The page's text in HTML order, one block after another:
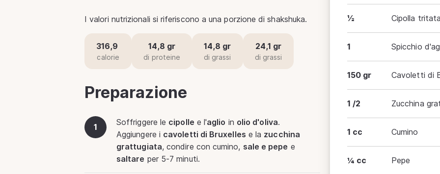
½ Cipolla tritata
1 Spicchio
150 gr Cavoletti di
1 /2 Zucchina
1 cc Cumino
¼ cc Pepe
I valori nutrizionali si riferiscono a una porzione di shakshuka.
316,9
calorie
14,8 gr
di proteine
14,8 gr
di grassi
24,1 gr
di grassi
Preparazione
1 Soffriggere le cipolle e l'aglio in olio d'oliva.
Aggiungere i cavoletti di Bruxelles e la zucchina
grattugiata, condire con cumino, sale e pepe e
saltare per 5-7 minuti.